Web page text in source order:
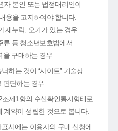
자 본인 또는 법정대리인이
용을 고지하여야 합니다.
재누락, 오기가 있는 경우
류 등 청소년보호법에서
을 구매하는 경우
하는 것이 “사이트” 기술상
판단하는 경우
제1항의 수신확인통지형태로
계약이 성립한 것으로 봅니다.
시에는 이용자의 구매 신청에